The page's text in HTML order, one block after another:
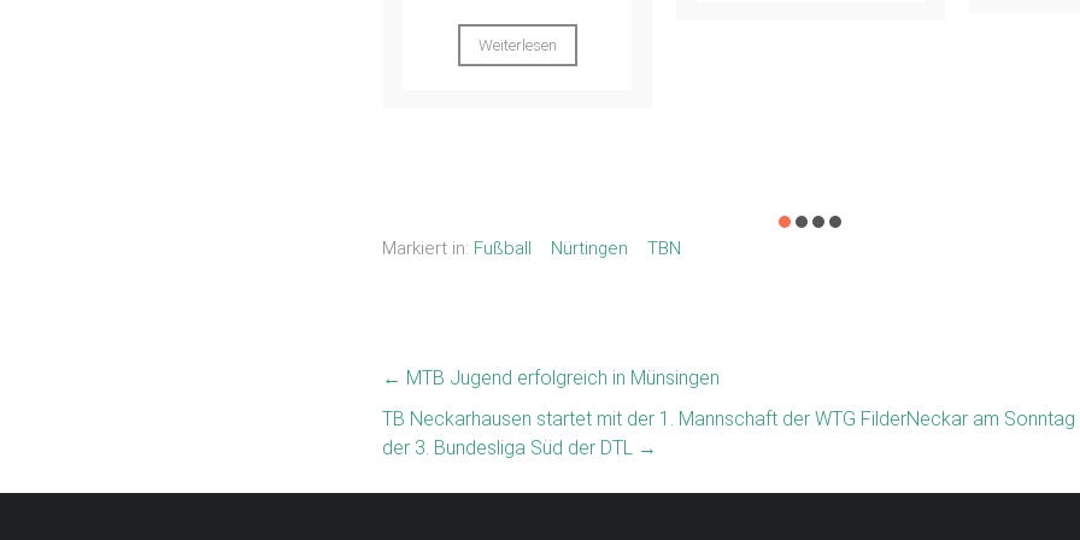
Markiert in: Fußball Nürtingen TBN
← MTB Jugend erfolgreich in Münsingen
TB Neckarhausen startet mit der 1. Mannschaft der WTG FilderNeckar am
der 3. Bundesliga Süd der DTL →